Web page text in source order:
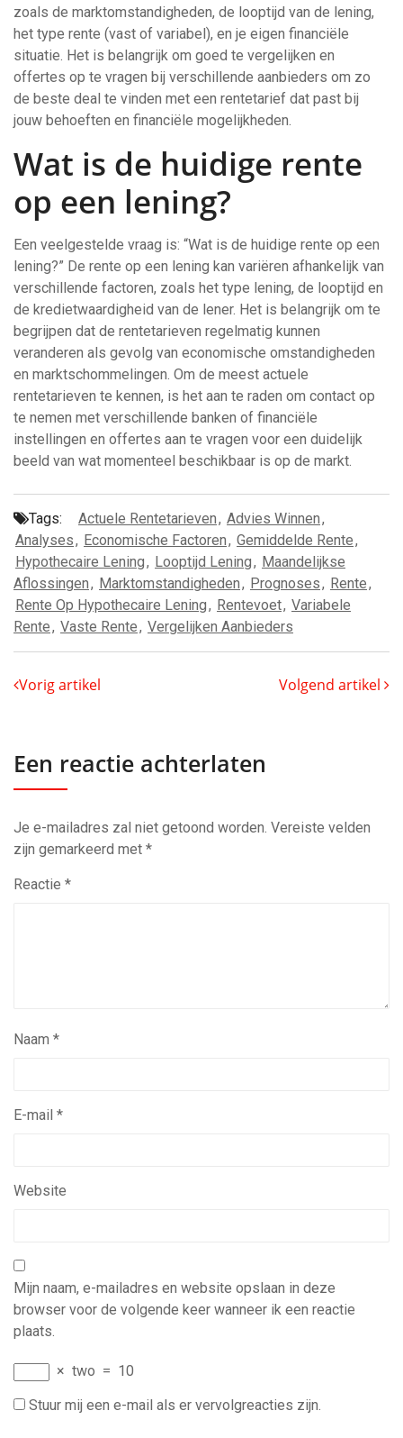
zoals de marktomstandigheden, de looptijd van de lening,
het type rente (vast of variabel), en je eigen financiële
situatie. Het is belangrijk om goed te vergelijken en
offertes op te vragen bij verschillende aanbieders om zo
de beste deal te vinden met een rentetarief dat past bij
jouw behoeften en financiële mogelijkheden.
Wat is de huidige rente
op een lening?
Een veelgestelde vraag is: “Wat is de huidige rente op een
lening?” De rente op een lening kan variëren afhankelijk van
verschillende factoren, zoals het type lening, de looptijd en
de kredietwaardigheid van de lener. Het is belangrijk om te
begrijpen dat de rentetarieven regelmatig kunnen
veranderen als gevolg van economische omstandigheden
en marktschommelingen. Om de meest actuele
rentetarieven te kennen, is het aan te raden om contact op
te nemen met verschillende banken of financiële
instellingen en offertes aan te vragen voor een duidelijk
beeld van wat momenteel beschikbaar is op de markt.
Tags: Actuele Rentetarieven, Advies Winnen,
Analyses, Economische Factoren, Gemiddelde Rente,
Hypothecaire Lening, Looptijd Lening, Maandelijkse
Aflossingen, Marktomstandigheden, Prognoses, Rente,
Rente Op Hypothecaire Lening, Rentevoet, Variabele
Rente, Vaste Rente, Vergelijken Aanbieders
Vorig artikel Volgend artikel
Een reactie achterlaten
Je e-mailadres zal niet getoond worden. Vereiste velden
zijn gemarkeerd met *
Reactie *
Naam *
E-mail *
Website
Mijn naam, e-mailadres en website opslaan in deze
browser voor de volgende keer wanneer ik een reactie
plaats.
× two = 10
Stuur mij een e-mail als er vervolgreacties zijn.